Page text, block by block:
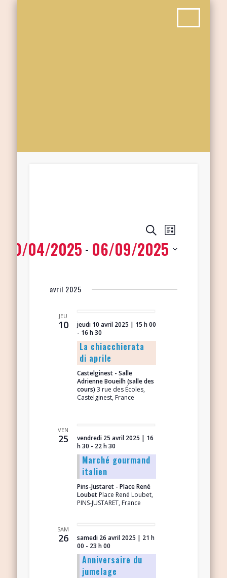
Recherche
et
RechercheNavigation
vues
Liste
10/04/2025 - 06/09/2025
avril 2025
JEU
10
jeudi 10 avril 2025 | 15 h 00
- 16 h 30
La chiacchierata
di aprile
Castelginest - Salle
Adrienne Boueilh (salle des
cours) 3 rue des Écoles,
Castelginest, France
VEN
25
vendredi 25 avril 2025 | 16
h 30 - 22 h 30
Marché gourmand
italien
Pins-Justaret - Place René
Loubet Place René Loubet,
PINS-JUSTARET, France
SAM
26
samedi 26 avril 2025 | 21 h
00 - 23 h 00
Anniversaire du
jumelage